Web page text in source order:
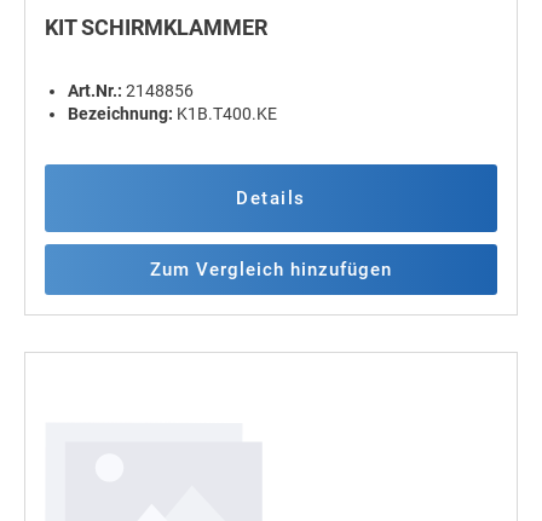
KIT SCHIRMKLAMMER
Art.Nr.: 2148856
Bezeichnung: K1B.T400.KE
Details
Zum Vergleich hinzufügen